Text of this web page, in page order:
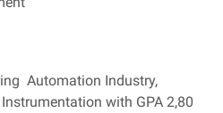
Automation Industry,
with GPA 2,80